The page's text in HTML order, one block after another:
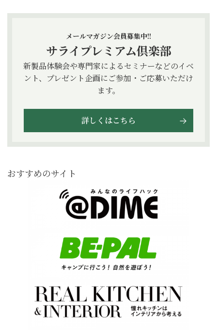
メールマガジン会員募集中!!
サライプレミアム倶楽部
新製品体験会や専門家によるセミナーなどのイベ
ント、プレゼント企画にご参加・ご応募いただけ
ます。
詳しくはこちら
おすすめのサイト